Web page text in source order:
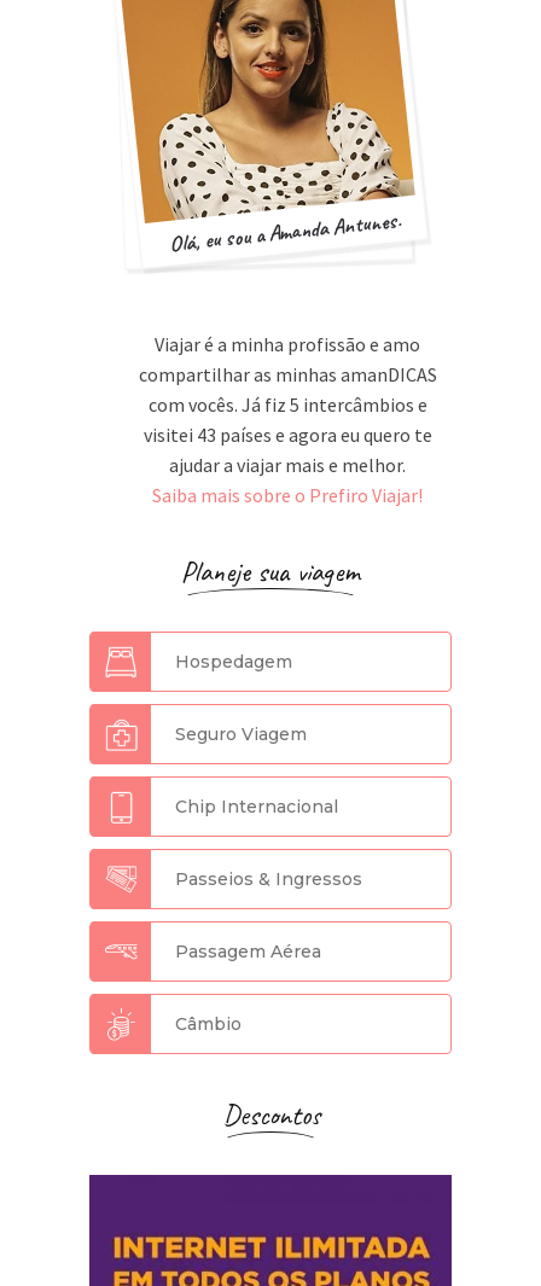
Olá, eu sou a Amanda Antunes.
Viajar é a minha profissão e amo
compartilhar as minhas amanDICAS
com vocês. Já fiz 5 intercâmbios e
visitei 43 países e agora eu quero te
ajudar a viajar mais e melhor.
Saiba mais sobre o Prefiro Viajar!
Planeje sua viagem
Hospedagem
Seguro Viagem
Chip Internacional
Passeios & Ingressos
Passagem Aérea
Câmbio
Descontos